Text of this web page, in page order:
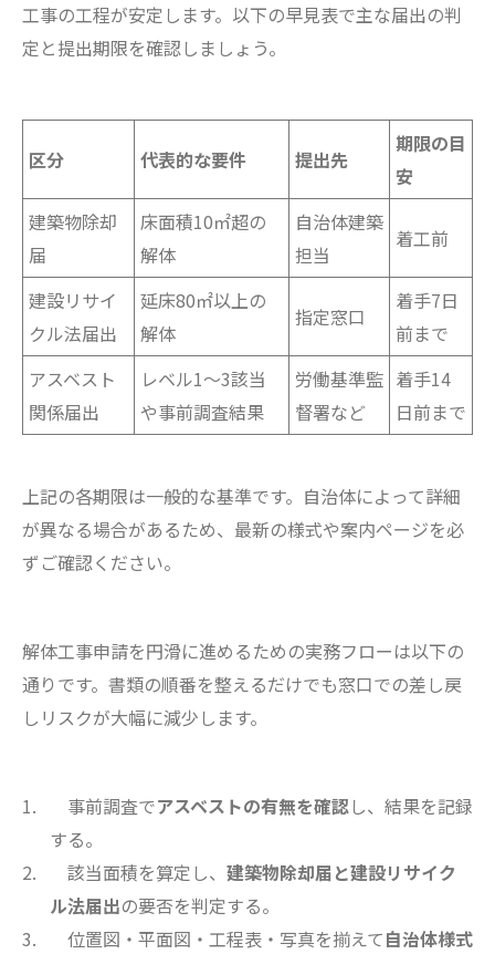
工事の工程が安定します。以下の早見表で主な届出の判
定と提出期限を確認しましょう。
区分 代表的な要件 提出先
期限の目
安
建築物除却
届
床面積10㎡超の
解体
自治体建築
担当
着工前
建設リサイ
クル法届出
延床80㎡以上の
解体
指定窓口
着手7日
前まで
アスベスト
関係届出
レベル1～3該当
や事前調査結果
労働基準監
督署など
着手14
日前まで
上記の各期限は一般的な基準です。自治体によって詳細
が異なる場合があるため、最新の様式や案内ページを必
ずご確認ください。
解体工事申請を円滑に進めるための実務フローは以下の
通りです。書類の順番を整えるだけでも窓口での差し戻
しリスクが大幅に減少します。
事前調査でアスベストの有無を確認し、結果を記録
する。
該当面積を算定し、 建築物除却届と建設リサイク
ル法届出の要否を判定する。
位置図・平面図・工程表・写真を揃えて自治体様式